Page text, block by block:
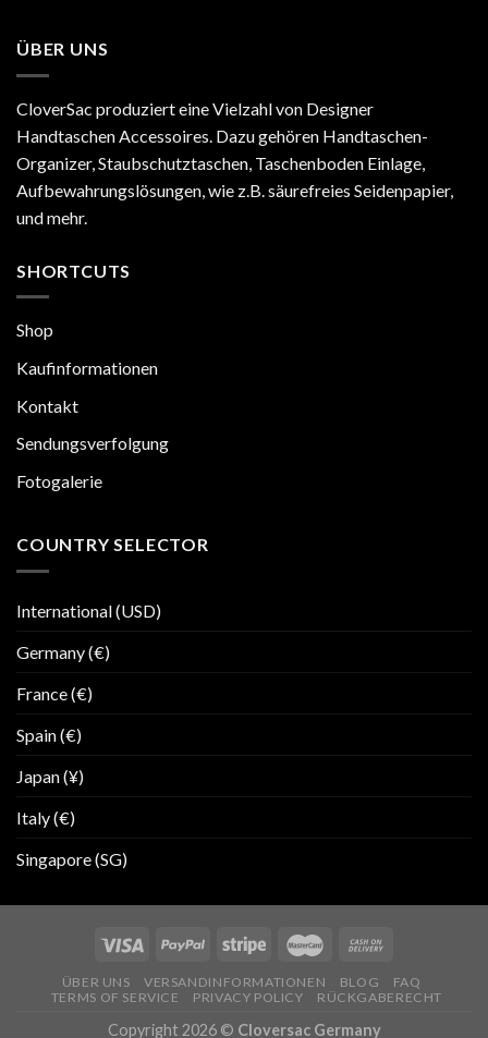
besser
als
MM
ÜBER UNS
CloverSac produziert eine Vielzahl von Designer
Handtaschen Accessoires. Dazu gehören Handtaschen-
Organizer, Staubschutztaschen, Taschenboden Einlage,
Aufbewahrungslösungen, wie z.B. säurefreies Seidenpapier,
und mehr.
SHORTCUTS
Shop
Kaufinformationen
Kontakt
Sendungsverfolgung
Fotogalerie
COUNTRY SELECTOR
International (USD)
Germany (€)
France (€)
Spain (€)
Japan (¥)
Italy (€)
Singapore (SG)
ÜBER UNS VERSANDINFORMATIONEN BLOG
FAQ
TERMS OF SERVICE
PRIVACY POLICY RÜCKGABERECHT
Copyright 2026 © Cloversac Germany